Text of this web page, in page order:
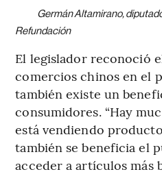
Germán Altamirano,
Refundación
El legislador reconoció
comercios chinos en el
también existe un
consumidores. “Hay
está vendiendo
también se beneficia el
acceder a artículos más